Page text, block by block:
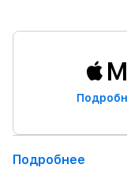
Подробнее